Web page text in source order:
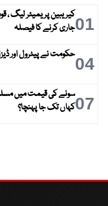
01جاری کرنے کا فیصلہ
04حکومت نے پیٹرول اور
07سونے کی قیمت میں
کہاں تک جا پہنچا؟